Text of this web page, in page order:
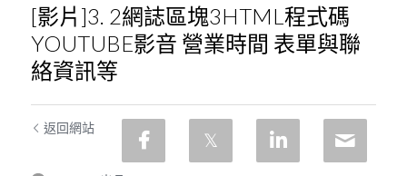
[影片]3. 2網誌區塊3HTML程式碼
YOUTUBE影音 營業時間 表單與聯
絡資訊等
返回網站